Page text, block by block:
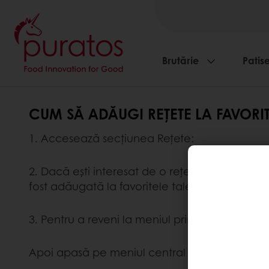
Brutărie
CUM SĂ ADĂUGI REȚETE LA
1. Accesează secțiunea Rețete:
2. Dacă ești interesat de o rețetă, apasă pe
fost adăugată la favoritele tale.
3. Pentru a reveni la meniul principal și a
Apoi apasă pe meniul central și, în final, pe